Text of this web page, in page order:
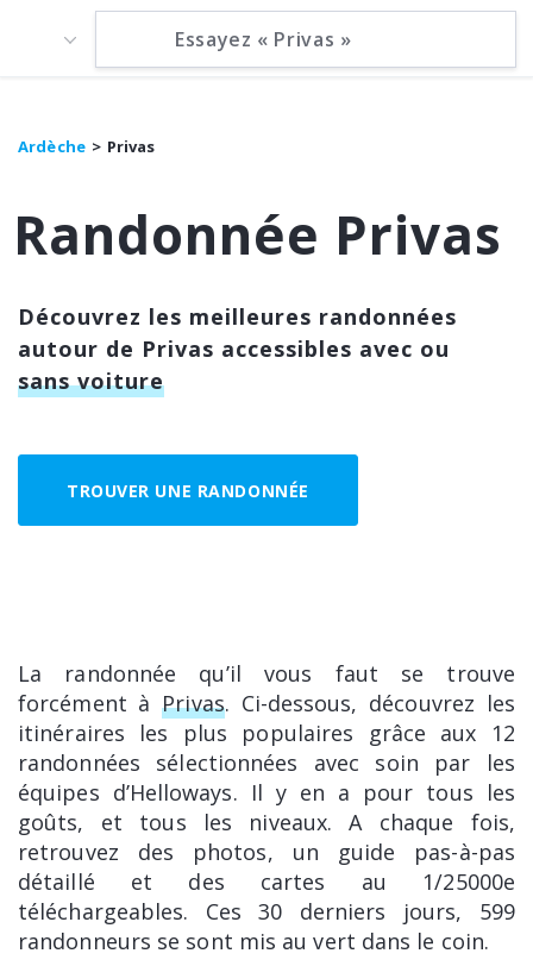
Ardèche Privas
Randonnée Privas
Découvrez les meilleures randonnées
autour de Privas accessibles avec ou
sans voiture
TROUVER UNE RANDONNÉE
La randonnée qu’il vous faut se trouve
forcément àPrivas. Ci-dessous, découvrez les
itinéraires les plus populaires grâce aux 12
randonnées sélectionnées avec soin par les
équipes d’Helloways. Il y en a pour tous les
goûts, et tous les niveaux. A chaque fois,
retrouvez des photos, un guide pas-à-pas
détaillé et des cartes au 1/25000e
téléchargeables. Ces 30 derniers jours, 599
randonneurs se sont mis au vert dans le coin.